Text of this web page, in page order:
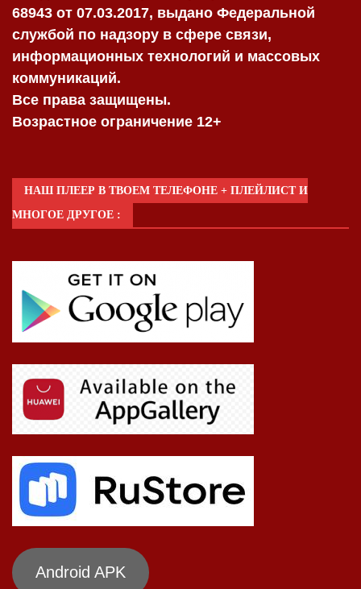
68943 от 07.03.2017, выдано Федеральной
службой по надзору в сфере связи,
информационных технологий и массовых
коммуникаций.
Все права защищены.
Возрастное ограничение 12+
НАШ ПЛЕЕР В ТВОЕМ ТЕЛЕФОНЕ + ПЛЕЙЛИСТ И
МНОГОЕ ДРУГОЕ :
Android APK